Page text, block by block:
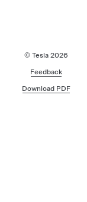
© Tesla 2026
Feedback
Download PDF